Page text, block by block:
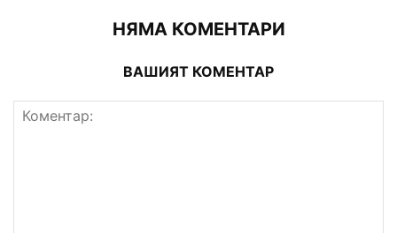
НЯМА КОМЕНТАРИ
ВАШИЯТ КОМЕНТАР